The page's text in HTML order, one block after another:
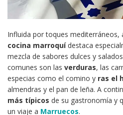
Influida por toques mediterráneos,
cocina marroquídestaca
mezcla de sabores dulces y
comunes son las verduras, las
especias como el comino y ras el
almendras y el pan de leña. A
más típicos de su gastronomía y
un viaje a Marruecos.